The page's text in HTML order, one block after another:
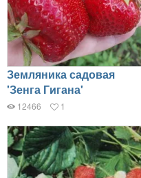
Земляника садовая
'Зенга Гигана'
12466 1